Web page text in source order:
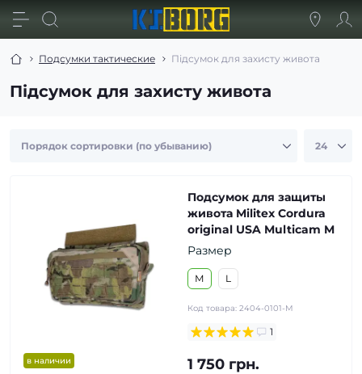
Подсумки тактические Підсумок для захисту живота
Підсумок для захисту живота
в наличии
Подсумок для защиты
живота Militex Cordura
original USA Multicam M
Размер
М L
Код товара: 2404-0101-M
1
1 750 грн.